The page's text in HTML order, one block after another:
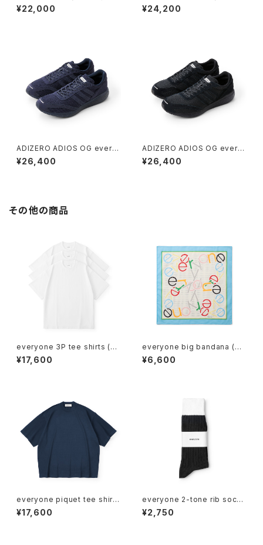
p (BLACK)
¥22,000
HITE)
¥24,200
ADIZERO ADIOS OG every
one (LEGEND INK)
¥26,400
ADIZERO ADIOS OG every
one (BLACK)
¥26,400
その他の商品
everyone 3P tee shirts (W
HITE)
¥17,600
everyone big bandana (M
ULTI)
¥6,600
everyone piquet tee shirt
(NAVY)
¥17,600
everyone 2-tone rib socks
(BLACK/WHITE)
¥2,750